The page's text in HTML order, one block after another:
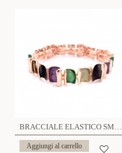
BRACCIALE ELASTICO SMALTATO - SW1971180C84
Aggiungi al carrello